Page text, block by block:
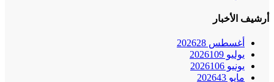
أرشيف الأخبار
أغسطس 2026 28
يوليو 2026 109
يونيو 2026 106
مايو 2026 43